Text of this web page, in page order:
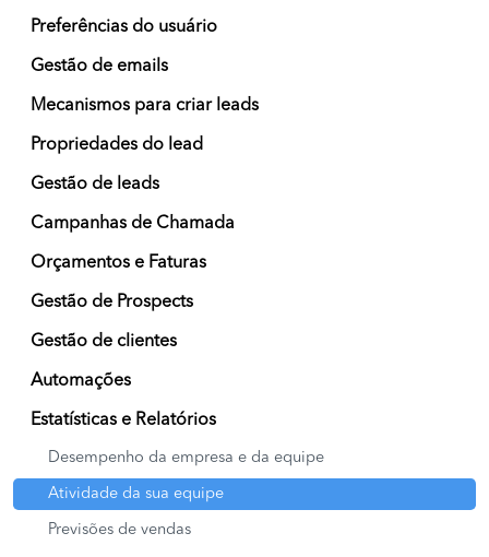
Preferências do usuário
Gestão de emails
Mecanismos para criar leads
Propriedades do lead
Gestão de leads
Campanhas de Chamada
Orçamentos e Faturas
Gestão de Prospects
Gestão de clientes
Automações
Estatísticas e Relatórios
Desempenho da empresa e da equipe
Atividade da sua equipe
Previsões de vendas